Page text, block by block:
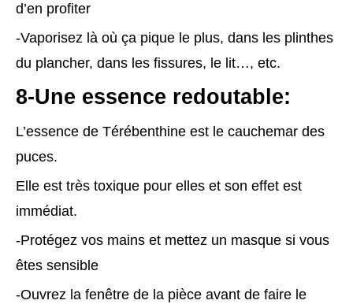
d’en profiter
-Vaporisez là où ça pique le plus, dans les plinthes
du plancher, dans les fissures, le lit…, etc.
8-Une essence redoutable:
L’essence de Térébenthine est le cauchemar des
puces.
Elle est très toxique pour elles et son effet est
immédiat.
-Protégez vos mains et mettez un masque si vous
êtes sensible
-Ouvrez la fenêtre de la pièce avant de faire le